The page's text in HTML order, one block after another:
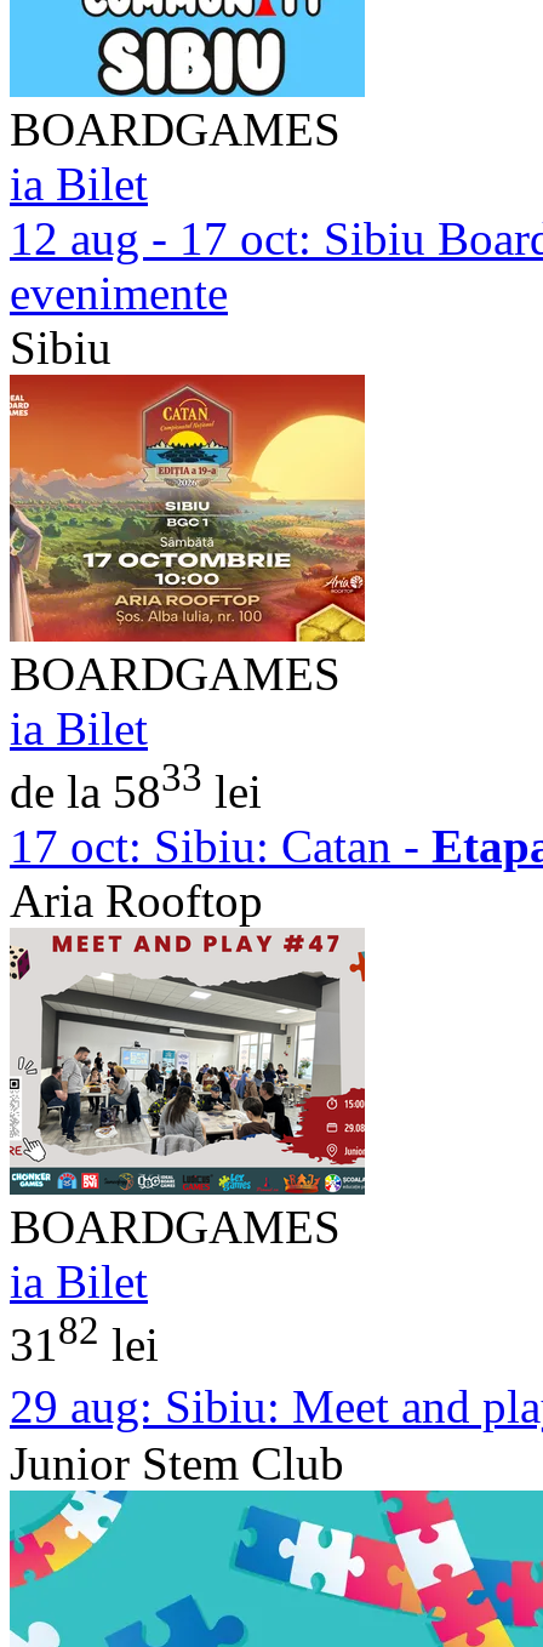
BOARDGAMES
ia Bilet
12 aug - 17 oct: Sibiu
evenimente
Sibiu
BOARDGAMES
ia Bilet
de la 5833 lei
17 oct: Sibiu: Catan -
Aria Rooftop
BOARDGAMES
ia Bilet
3182 lei
29 aug: Sibiu: Meet and
Junior Stem Club